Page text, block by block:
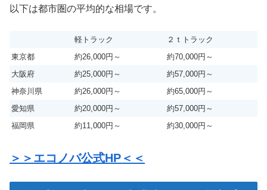
以下は都市圏の平均的な相場です。
軽トラック
２ｔトラック
東京都
約26,000円～
約70,000円～
大阪府
約25,000円～
約57,000円～
神奈川県
約26,000円～
約65,000円～
愛知県
約20,000円～
約57,000円～
福岡県
約11,000円～ 約30,000円～
＞＞エコノバ公式HP＜＜